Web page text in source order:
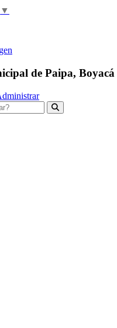
▼
de Paipa, Boyacá